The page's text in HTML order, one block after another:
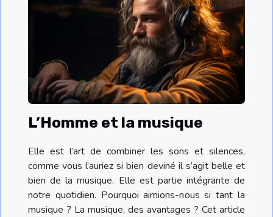
L’Homme et la musique
Elle est l’art de combiner les sons et silences,
comme vous l’auriez si bien deviné il s’agit belle et
bien de la musique. Elle est partie intégrante de
notre quotidien. Pourquoi aimions-nous si tant la
musique ? La musique, des avantages ? Cet article